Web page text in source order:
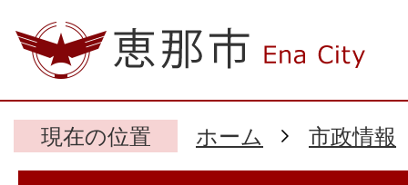
現在の位置 ホーム 市政情報